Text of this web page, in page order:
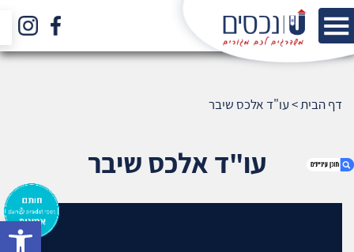
דף הבית>עו"ד אלכס שיבר
עו"ד אלכס שיבר